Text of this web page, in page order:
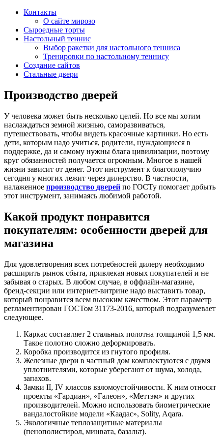
Контакты
О сайте мирозо
Сыроедные торты
Настольный теннис
Выбор ракетки для настольного тенниса
Тренировки по настольному теннису
Создание сайтов
Стальные двери
Производство дверей
У человека может быть несколько целей. Но все мы хотим
наслаждаться земной жизнью, саморазвиваться,
путешествовать, чтобы видеть красочные картинки. Но есть
дети, которым надо учиться, родители, нуждающиеся в
поддержке, да и самому нужны блага цивилизации, поэтому
круг обязанностей получается огромным. Многое в нашей
жизни зависит от денег. Этот инструмент к благополучию
сегодня у многих лежит через дилерство. В частности,
налаженное производство дверей по ГОСТу помогает добыть
этот инструмент, занимаясь любимой работой.
Какой продукт понравится
покупателям: особенности дверей для
магазина
Для удовлетворения всех потребностей дилеру необходимо
расширить рынок сбыта, привлекая новых покупателей и не
забывая о старых. В любом случае, в оффлайн-магазине,
бренд-секции или интернет-витрине надо выставить товар,
который понравится всем высоким качеством. Этот параметр
регламентирован ГОСТом 31173-2016, который подразумевает
следующее.
Каркас составляет 2 стальных полотна толщиной 1,5 мм.
Такое полотно сложно деформировать.
Коробка производится из гнутого профиля.
Железные двери в частный дом комплектуются с двумя
уплотнителями, которые уберегают от шума, холода,
запахов.
Замки II, IV классов взломоустойчивости. К ним относят
проекты «Гардиан», «Галеон», «Меттэм» и других
производителей. Можно использовать биометрические
вандалостойкие модели «Каадас», Solity, Aqara.
Экологичные теплозащитные материалы
(пенополистирол, минвата, базальт).